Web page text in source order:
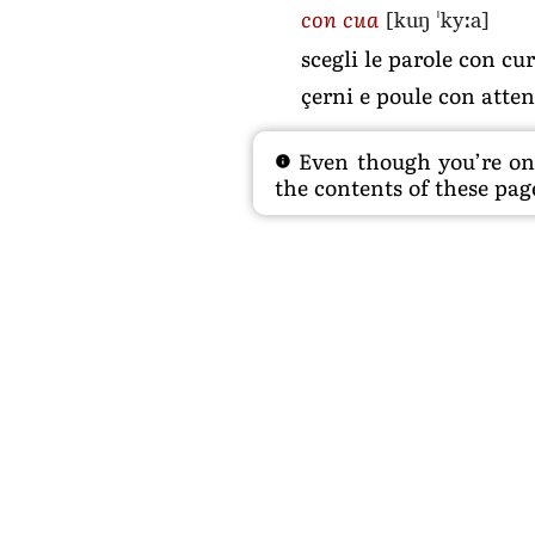
con cua [kuŋ ˈkyːa]
scegli le parole con
çerni e poule con
Even though you’re
the contents of these